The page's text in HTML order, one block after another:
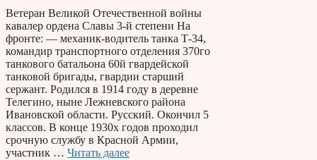
Ветеран Великой Отечественной войны
кавалер ордена Славы 3-й степени На
фронте: — механик-водитель танка Т-34,
командир транспортного отделения 370­го
танкового батальона 60­й гвардейской
танковой бригады, гвардии старший
сержант. Родился в 1914 году в деревне
Телегино, ныне Лежневского района
Ивановской области. Русский. Окончил 5
классов. В конце 1930­х годов проходил
срочную службу в Красной Армии,
участник … Читать далее